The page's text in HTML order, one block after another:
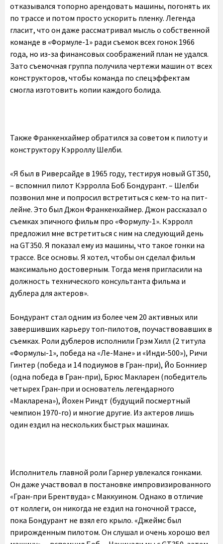
отказывался топорно арендовать машины, погонять их
по трассе и потом просто ускорить пленку. Легенда
гласит, что он даже рассматривал мысль о собственной
команде в «Формуле-1» ради съемок всех гонок 1966
года, но из-за финансовых соображений план не удался.
Зато съемочная группа получила чертежи машин от всех
конструкторов, чтобы команда по спецэффектам
смогла изготовить копии каждого болида.
Также Франкенхаймер обратился за советом к пилоту и
конструктору Кэрроллу Шелби.
«Я был в Риверсайде в 1965 году, тестируя новый GT350,
– вспомнил пилот Кэрролла Боб Бондурант. – Шелби
позвонил мне и попросил встретиться с кем-то на пит-
лейне. Это был Джон Франкенхаймер. Джон рассказал о
съемках эпичного фильм про «Формулу-1». Кэрролл
предложил мне встретиться с ним на следующий день
на GT350. Я показал ему из машины, что такое гонки на
трассе. Все основы. Я хотел, чтобы он сделал фильм
максимально достоверным. Тогда меня пригласили на
должность технического консультанта фильма и
дублера для актеров».
Бондурант стал одним из более чем 20 активных или
завершивших карьеру топ-пилотов, поучаствовавших в
съемках. Роли дублеров исполнили Грэм Хилл (2 титула
«Формулы-1», победа на «Ле-Мане» и «Инди-500»), Ричи
Гинтер (победа и 14 подиумов в Гран-при), Йо Бонниер
(одна победа в Гран-при), Брюс Макларен (победитель
четырех Гран-при и основатель легендарного
«Макларена»), Йохен Риндт (будущий посмертный
чемпион 1970-го) и многие другие. Из актеров лишь
один ездил на нескольких быстрых машинах.
Исполнитель главной роли Гарнер увлекался гонками.
Он даже участвовал в постановке импровизированного
«Гран-при Брентвуда» с Маккуином. Однако в отличие
от коллеги, он никогда не ездил на гоночной трассе,
пока Бондурант не взял его крыло. «Джеймс был
прирожденным пилотом. Он слушал и очень хорошо вел